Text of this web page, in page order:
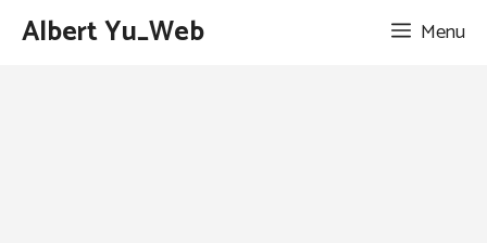
Albert Yu_Web Menu